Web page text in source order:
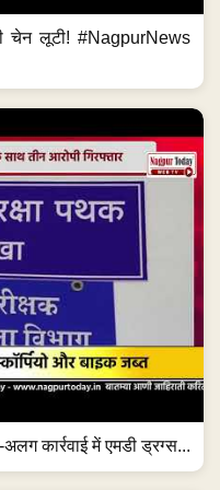
चेन लूटी! #NagpurNews
कार्रवाई में एमडी ड्रग्स...